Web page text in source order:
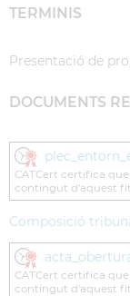
TERMINIS
Presentació de
DOCUMENTS
CATCert certifica
contingut d'aquest
Composició
CATCert certifica
contingut d'aquest